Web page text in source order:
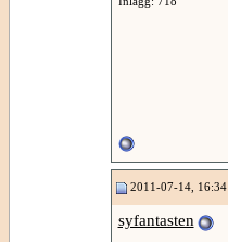
2011-07-14, 16:34
syfantasten